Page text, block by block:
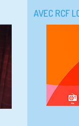
AVEC RCF